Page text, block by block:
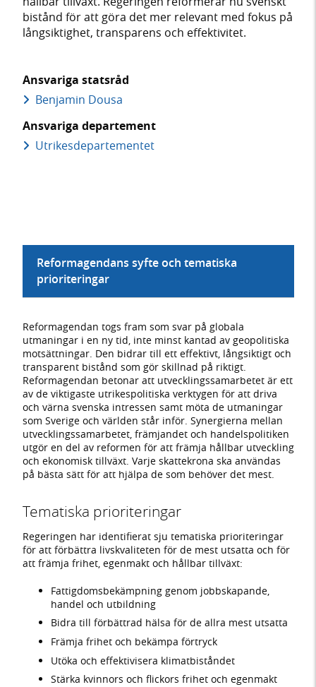
bistånd för att göra det mer relevant med fokus på
långsiktighet, transparens och effektivitet.
Ansvariga statsråd
Benjamin Dousa
Ansvariga departement
Utrikes­departementet
Reformagendans syfte och tematiska
prioriteringar
Reformagendan togs fram som svar på globala
utmaningar i en ny tid, inte minst kantad av geopolitiska
motsättningar. Den bidrar till ett effektivt, långsiktigt och
transparent bistånd som gör skillnad på riktigt.
Reformagendan betonar att utvecklingssamarbetet är ett
av de viktigaste utrikespolitiska verktygen för att driva
och värna svenska intressen samt möta de utmaningar
som Sverige och världen står inför. Synergierna mellan
utvecklingssamarbetet, främjandet och handelspolitiken
utgör en del av reformen för att främja hållbar utveckling
och ekonomisk tillväxt. Varje skattekrona ska användas
på bästa sätt för att hjälpa de som behöver det mest.
Tematiska prioriteringar
Regeringen har identifierat sju tematiska prioriteringar
för att förbättra livskvaliteten för de mest utsatta och för
att främja frihet, egenmakt och hållbar tillväxt:
Fattigdomsbekämpning genom jobbskapande,
handel och utbildning
Bidra till förbättrad hälsa för de allra mest utsatta
Främja frihet och bekämpa förtryck
Utöka och effektivisera klimatbiståndet
Stärka kvinnors och flickors frihet och egenmakt